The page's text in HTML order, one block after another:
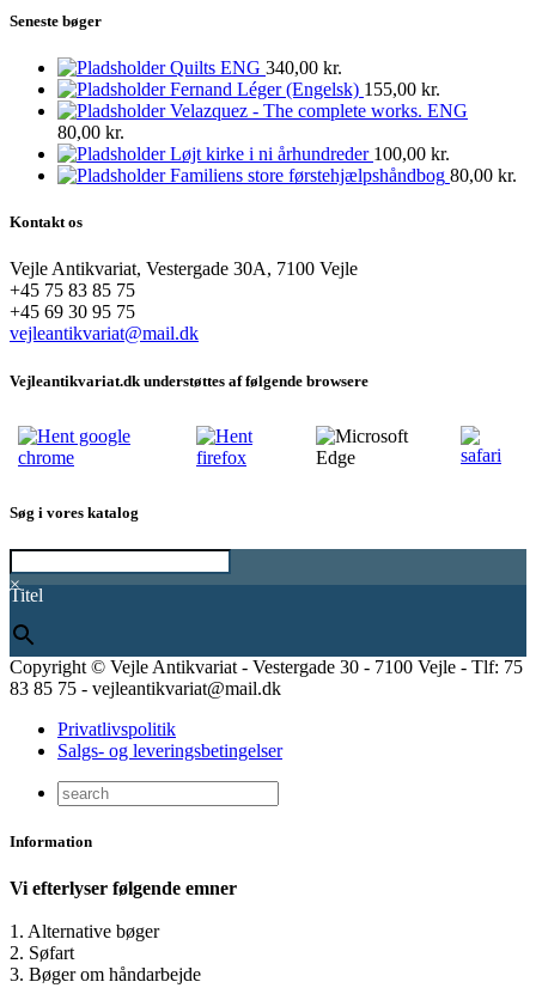
Seneste bøger
Quilts ENG 340,00 kr.
Fernand Léger (Engelsk) 155,00 kr.
Velazquez - The complete works. ENG
80,00 kr.
Løjt kirke i ni århundreder 100,00 kr.
Familiens store førstehjælpshåndbog 80,00 kr.
Kontakt os
Vejle Antikvariat, Vestergade 30A, 7100 Vejle
+45 75 83 85 75
+45 69 30 95 75
vejleantikvariat@mail.dk
Vejleantikvariat.dk understøttes af følgende browsere
Søg i vores katalog
×
Titel
Copyright © Vejle Antikvariat - Vestergade 30 - 7100 Vejle - Tlf: 75
83 85 75 - vejleantikvariat@mail.dk
Privatlivspolitik
Salgs- og leveringsbetingelser
Information
Vi efterlyser følgende emner
1. Alternative bøger
2. Søfart
3. Bøger om håndarbejde